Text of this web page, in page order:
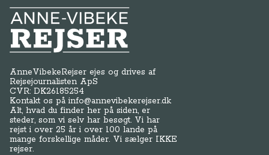
Anne-Vibeke Rejser
AnneVibekeRejser ejes og drives af
Rejsejournalisten ApS
CVR: DK26185254
Kontakt os påinfo@annevibekerejser.dk
Alt, hvad du finder her på siden, er
steder, som vi selv har besøgt. Vi har
rejst i over 25 år i over 100 lande på
mange forskellige måder. Vi sælger IKKE
rejser.